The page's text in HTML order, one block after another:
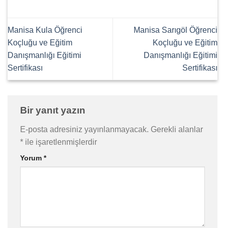
Manisa Kula Öğrenci
Koçluğu ve Eğitim
Danışmanlığı Eğitimi
Sertifikası
Manisa Sarıgöl Öğrenci
Koçluğu ve Eğitim
Danışmanlığı Eğitimi
Sertifikası
Bir yanıt yazın
E-posta adresiniz yayınlanmayacak. Gerekli alanlar
* ile işaretlenmişlerdir
Yorum *